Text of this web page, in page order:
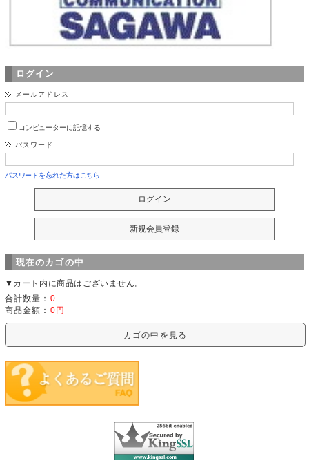
ログイン
メールアドレス
コンピューターに記憶する
パスワード
パスワードを忘れた方はこちら
現在のカゴの中
▼カート内に商品はございません。
合計数量： 0
商品金額： 0円
カゴの中を見る